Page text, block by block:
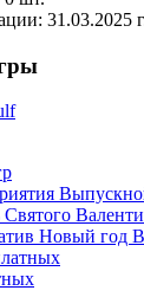
31.03.2025
Святого
Новый год